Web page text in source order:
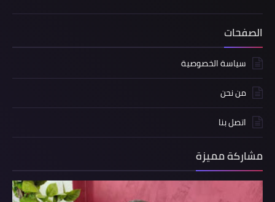
الصفحات
سياسة الخصوصية
من نحن
اتصل بنا
مشاركة مميزة